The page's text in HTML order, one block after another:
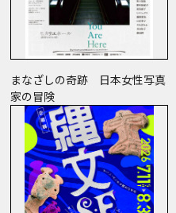
まなざしの奇跡 日本女性写真
家の冒険